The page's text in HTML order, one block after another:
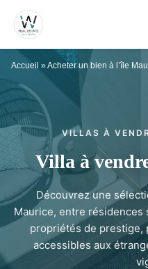
Accueil »Acheter un bien à l’île
VILLAS À
Villa à
Découvrez une
Maurice, entre résidences
propriétés de prestige,
accessibles aux